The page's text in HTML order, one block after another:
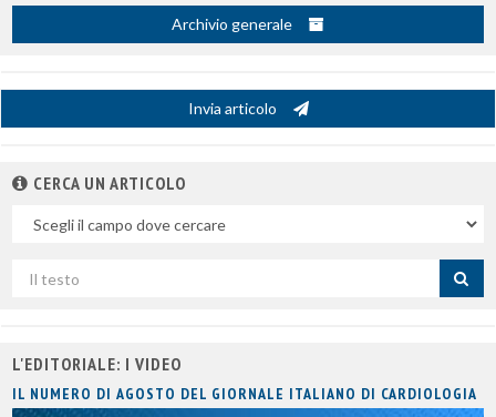
Archivio generale
Invia articolo
CERCA UN ARTICOLO
campo
per
L'EDITORIALE: I VIDEO
IL NUMERO DI AGOSTO DEL GIORNALE ITALIANO DI CARDIOLOGIA